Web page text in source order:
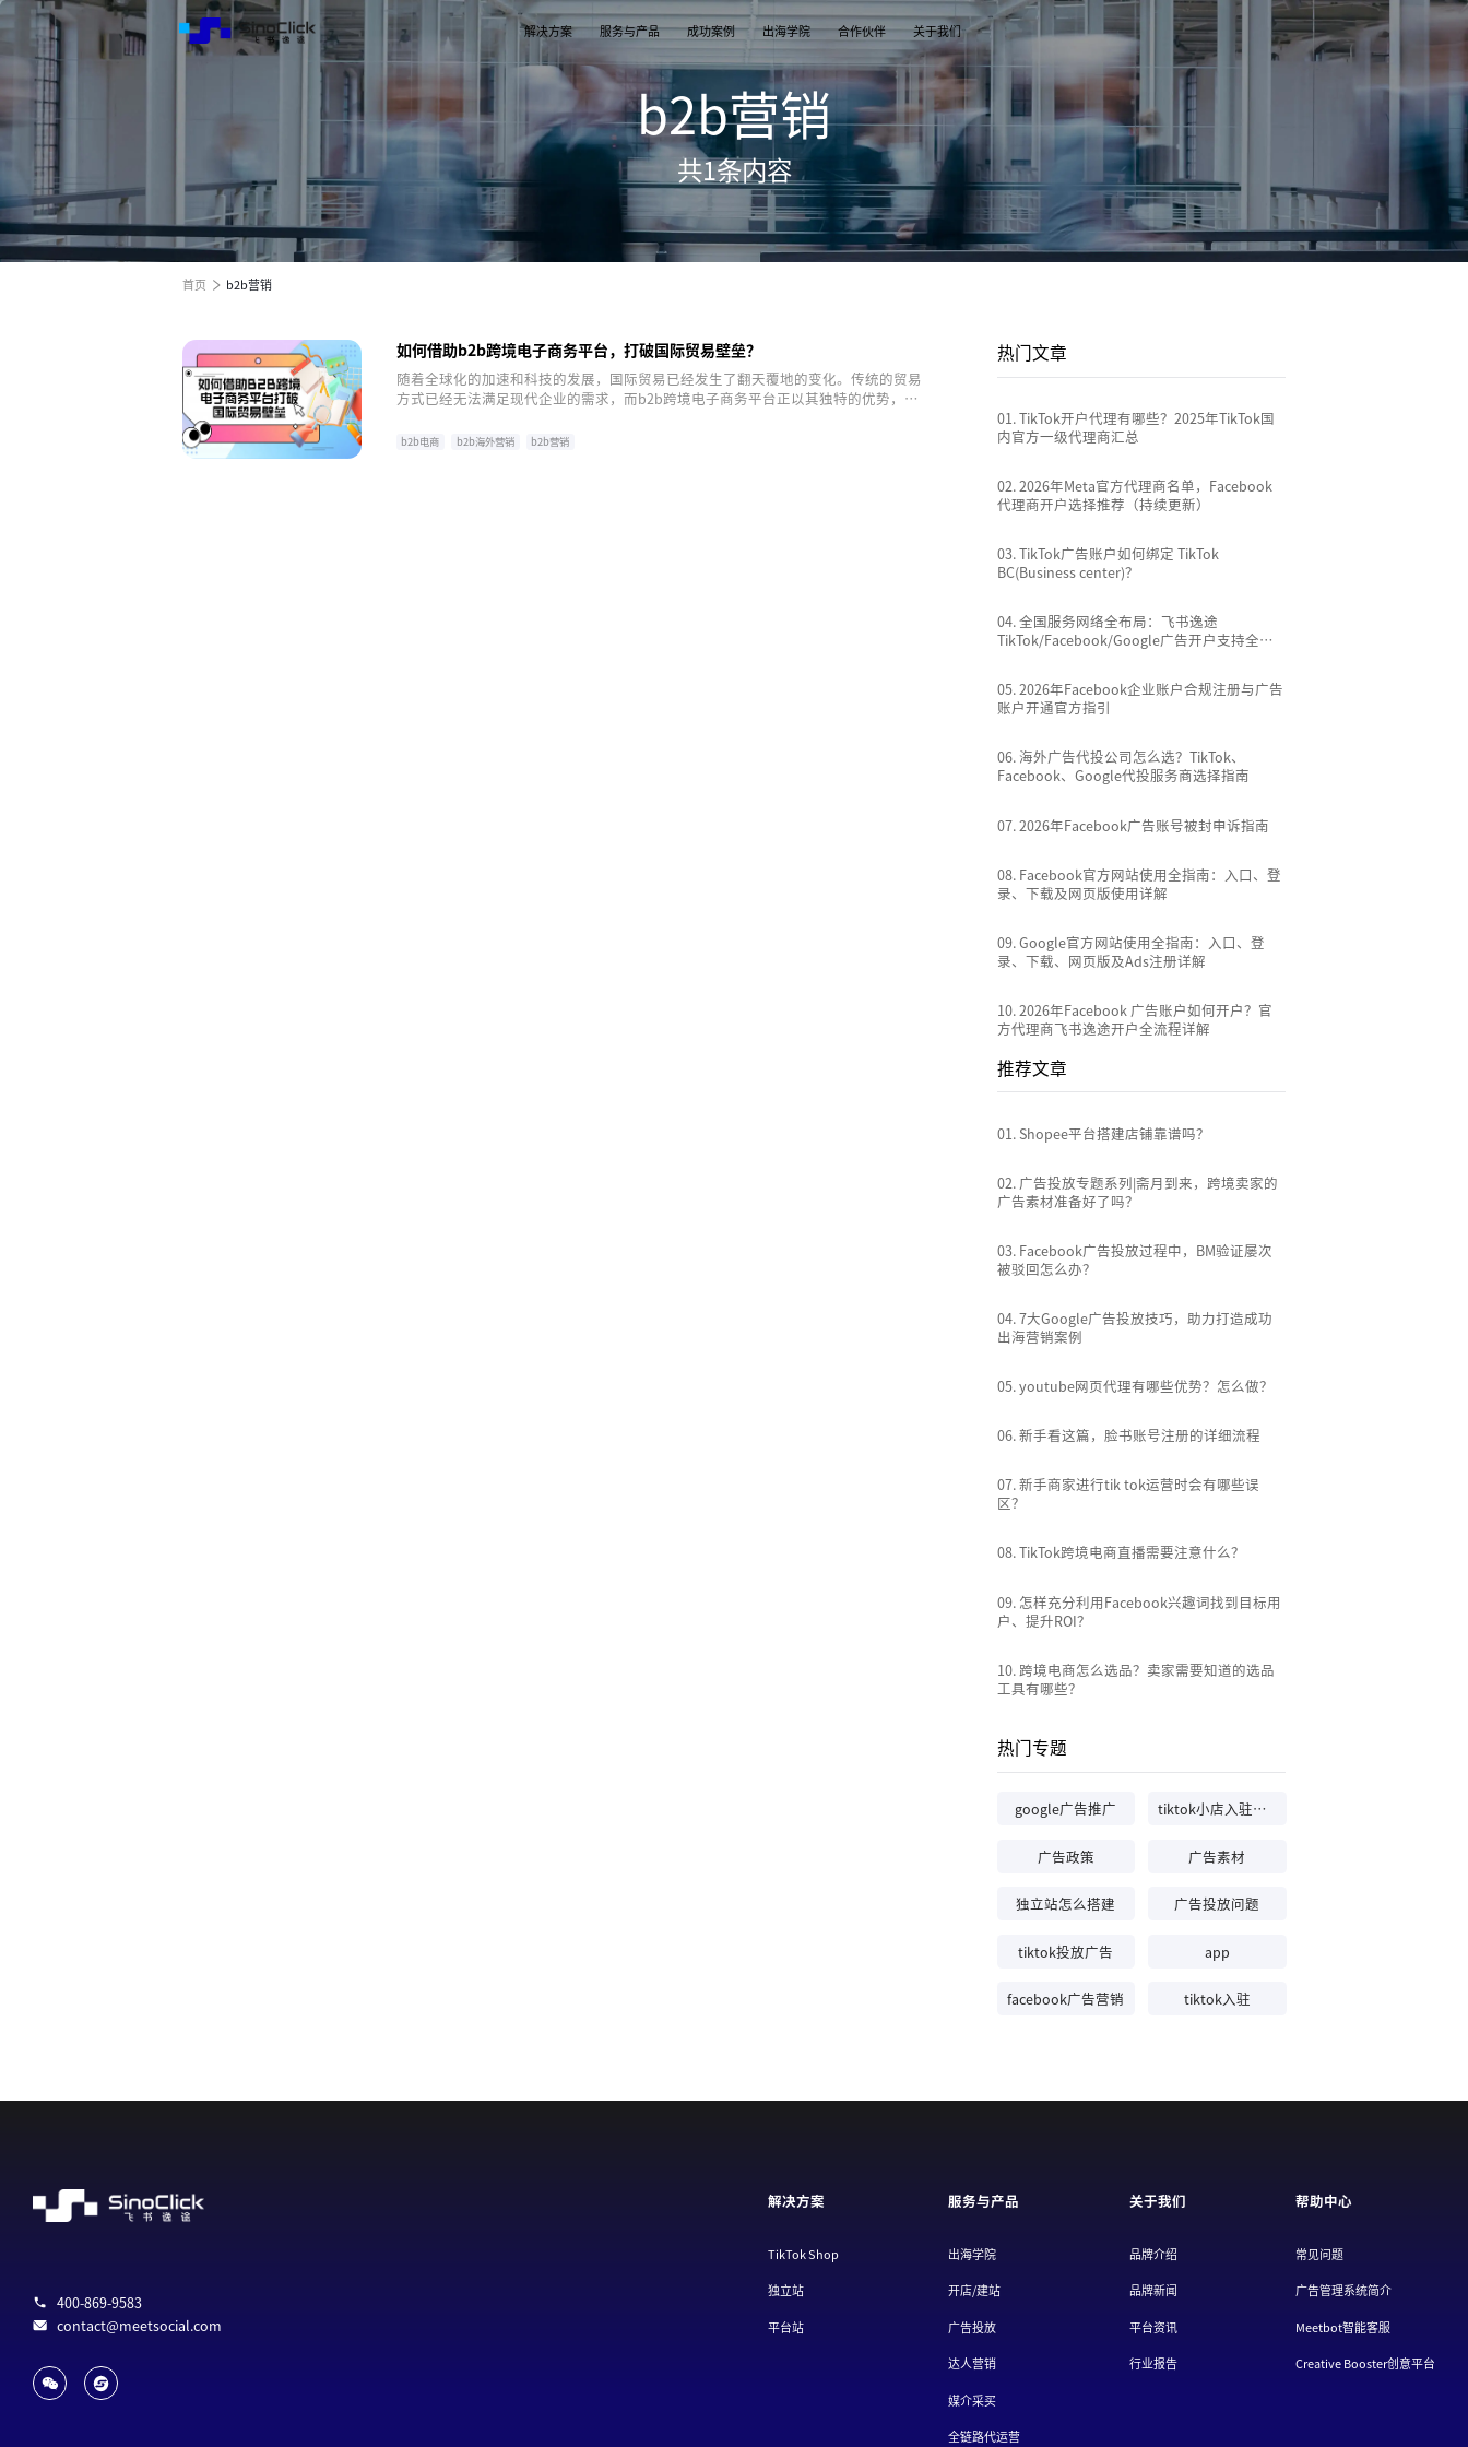
解决方案 服务与产品 成功案例 出海学院 合作伙伴 关于我们
登录/注册
登录/注册
跨境电商全渠道效果营销
TikTok Shop
从商店创建，到策划广告投放和达人营销利用创
意和达人实现TikTok爆炸性增长
独立站
用个性化独立站高效承接兴趣流量跑通从拉新到
复购的私域增长飞轮
通过关键词策略、平台广告优化和流量加权撬动
跨境电商全渠道效果营销
出海培训
TikTok Shop课程 | 独立站课程 | 亚马逊课程
开店/建站
TikTok Shop开店 | Shopify建站 | 亚马逊开店 1v1投放顾问 | AI智能投放 | 海外广告代投
达人营销 媒介采买 全链路代运营
跨境电商全渠道效果营销
品牌介绍
飞书逸途，成长型跨境电商运营解决方案
品牌新闻
公司及品牌最新业务发展动态 跨境电商行业热点新闻消息
行业报告
b2b营销
共1条内容
首页 b2b营销
如何借助b2b跨境电子商务平台，打破国际贸易壁垒？
随着全球化的加速和科技的发展，国际贸易已经发生了翻天覆地的变化。传统的贸易
方式已经无法满足现代企业的需求，而b2b跨境电子商务平台正以其独特的优势，助
b2b电商 b2b海外营销 b2b营销
热门文章
01.TikTok开户代理有哪些？2025年TikTok国
内官方一级代理商汇总
02.2026年Meta官方代理商名单，Facebook
代理商开户选择推荐（持续更新）
03.TikTok广告账户如何绑定 TikTok
BC(Business center)？
04.全国服务网络全布局：飞书逸途
TikTok/Facebook/Google广告开户支持全国
05.2026年Facebook企业账户合规注册与广告
账户开通官方指引
06.海外广告代投公司怎么选？TikTok、
Facebook、Google代投服务商选择指南
07.2026年Facebook广告账号被封申诉指南
08. Facebook官方网站使用全指南：入口、登
录、下载及网页版使用详解
09.Google官方网站使用全指南：入口、登
录、下载、网页版及Ads注册详解
10.2026年Facebook 广告账户如何开户？官
方代理商飞书逸途开户全流程详解
推荐文章
01.Shopee平台搭建店铺靠谱吗？
02. 广告投放专题系列|斋月到来，跨境卖家的
广告素材准备好了吗？
03. Facebook广告投放过程中，BM验证屡次
被驳回怎么办？
04.7大Google广告投放技巧，助力打造成功
出海营销案例
05.youtube网页代理有哪些优势？怎么做？
06.新手看这篇，脸书账号注册的详细流程
07.新手商家进行tik tok运营时会有哪些误
区？
08.TikTok跨境电商直播需要注意什么？
09. 怎样充分利用Facebook兴趣词找到目标用
户、提升ROI？
10. 跨境电商怎么选品？卖家需要知道的选品
工具有哪些？
热门专题
google广告推广 tiktok小店入驻条件
广告政策 广告素材
独立站怎么搭建 广告投放问题
tiktok投放广告 app
facebook广告营销 tiktok入驻
400-869-9583
contact@meetsocial.com
帮助中心
常见问题
广告管理系统简介
Meetbot智能客服
Creative Booster创意平台
关于我们
品牌介绍
品牌新闻
平台资讯
行业报告
服务与产品
出海学院
开店/建站
广告投放
达人营销
媒介采买
全链路代运营
解决方案
TikTok Shop
独立站
平台站